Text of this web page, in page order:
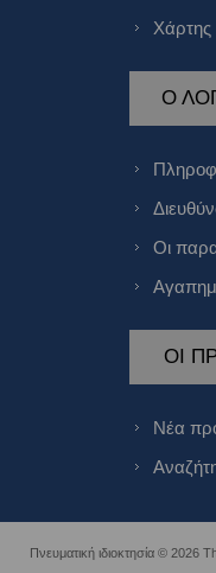
Χάρτης
Ο
Οι
ΟΙ
Νέα
Πνευματική ιδιοκτησία © 2026